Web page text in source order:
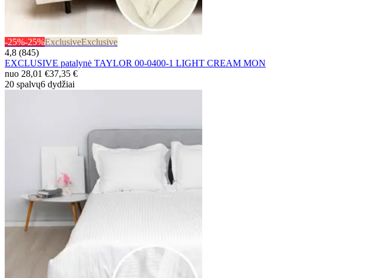
-25%-25%ExclusiveExclusive
4,8 (845)
EXCLUSIVE patalynė TAYLOR 00-0400-1 LIGHT CREAM MON
nuo 28,01 €37,35 €
20 spalvų6 dydžiai